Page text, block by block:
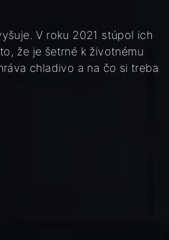
V roku 2021 stúpol ich
že je šetrné k životnému
chladivo a na čo si treba